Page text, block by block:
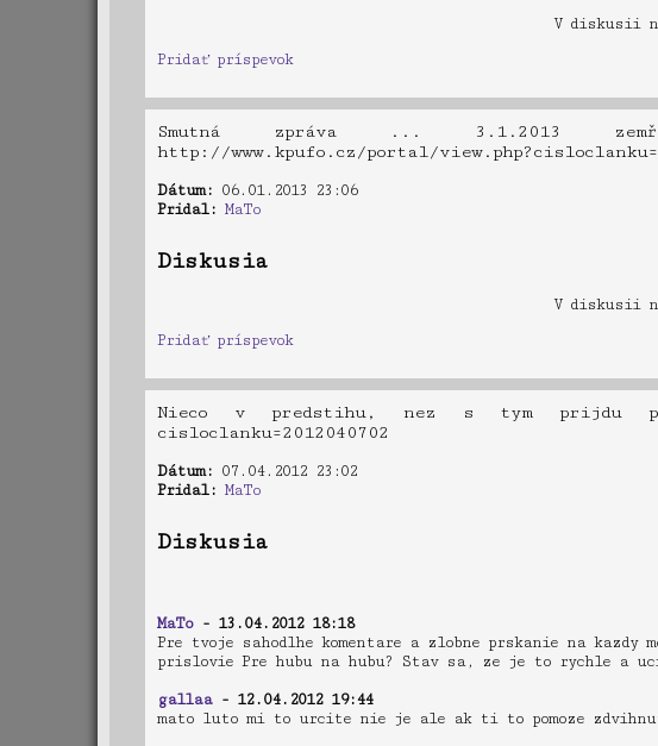
V diskusii
Pridať príspevok
Smutná zpráva ... 3.1.2013
http://www.kpufo.cz/portal/
Dátum: 06.01.2013 23:06
Pridal: MaTo
Diskusia
V diskusii
Pridať príspevok
Nieco v predstihu, nez s tym prijdu
cisloclanku=2012040702
Dátum: 07.04.2012 23:02
Pridal: MaTo
Diskusia
MaTo- 13.04.2012 18:18
Pre tvoje sahodlhe komentare a zlobne prskanie na
prislovie Pre hubu na hubu? Stav sa, ze je to rychle a
gallaa- 12.04.2012 19:44
mato luto mi to urcite nie je ale ak ti to pomoze